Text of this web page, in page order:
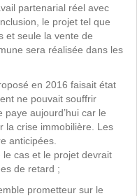
partenarial réel avec
le projet tel que
et seule la vente de
sera réalisée dans les
en 2016 faisait état
ne pouvait souffrir
paye aujourd’hui car le
la crise immobilière. Les
anticipées.
le cas et le projet devrait
de retard ;
prometteur sur le